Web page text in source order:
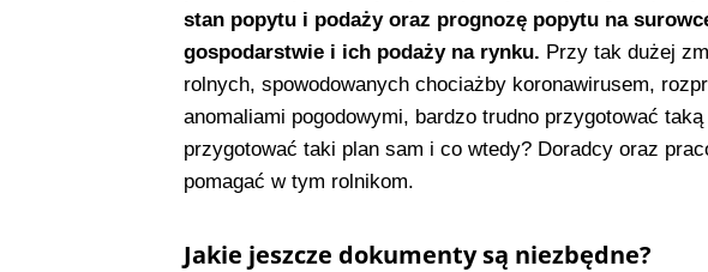
stan popytu i podaży oraz prognozę popytu na
gospodarstwie i ich podaży na rynku. Przy tak dużej
rolnych, spowodowanych chociażby korona­wirusem,
anomaliami pogodowymi, bardzo trudno przygotować
przygotować taki plan sam i co wtedy? Doradcy oraz
pomagać w tym rolnikom.
Jakie jeszcze dokumenty są niezbędne?